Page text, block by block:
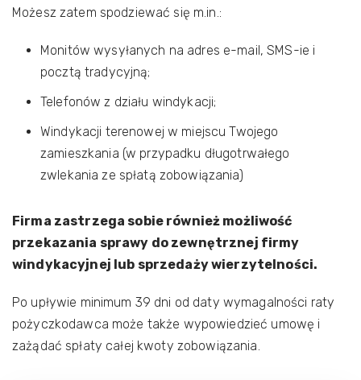
Możesz zatem spodziewać się m.in.:
Monitów wysyłanych na adres e-mail, SMS-ie i
pocztą tradycyjną;
Telefonów z działu windykacji;
Windykacji terenowej w miejscu Twojego
zamieszkania (w przypadku długotrwałego
zwlekania ze spłatą zobowiązania)
Firma zastrzega sobie również możliwość
przekazania sprawy do zewnętrznej firmy
windykacyjnej lub sprzedaży wierzytelności.
Po upływie minimum 39 dni od daty wymagalności raty
pożyczkodawca może także wypowiedzieć umowę i
zażądać spłaty całej kwoty zobowiązania.